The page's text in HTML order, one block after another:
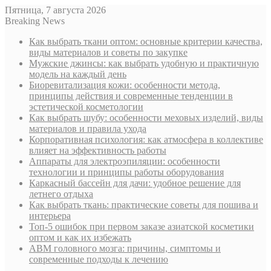
Пятница, 7 августа 2026
Breaking News
Как выбрать ткани оптом: основные критерии качества,
виды материалов и советы по закупке
Мужские джинсы: как выбрать удобную и практичную
модель на каждый день
Биоревитализация кожи: особенности метода,
принципы действия и современные тенденции в
эстетической косметологии
Как выбрать шубу: особенности меховых изделий, виды
материалов и правила ухода
Корпоративная психология: как атмосфера в коллективе
влияет на эффективность работы
Аппараты для электроэпиляции: особенности
технологии и принципы работы оборудования
Каркасный бассейн для дачи: удобное решение для
летнего отдыха
Как выбрать ткань: практические советы для пошива и
интерьера
Топ-5 ошибок при первом заказе азиатской косметики
оптом и как их избежать
АВМ головного мозга: причины, симптомы и
современные подходы к лечению